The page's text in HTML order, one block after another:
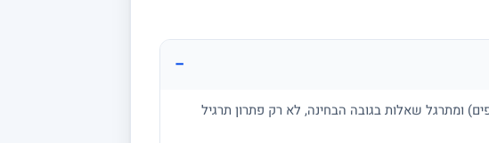
−
ומתרגל שאלות בגובה הבחינה, לא רק פתרון תרגיל